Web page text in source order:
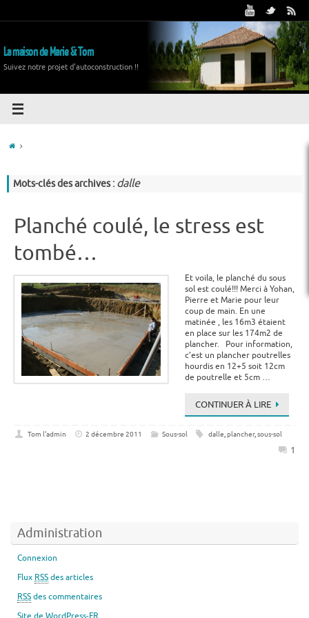
La maison de Marie & Tom
Suivez notre projet d'autoconstruction !!
Mots-clés des archives : dalle
Planché coulé, le stress est
tombé…
Et voila, le planché du sous
sol est coulé!!! Merci à Yohan,
Pierre et Marie pour leur
coup de main. En une
matinée , les 16m3 étaient
en place sur les 174m2 de
plancher. Pour information,
c’est un plancher poutrelles
hourdis en 12+5 soit 12cm
de poutrelle et 5cm …
CONTINUER À LIRE
Tom l'admin 2 décembre 2011 Sous-sol dalle,plancher,sous-sol
1
Administration
Connexion
Flux RSSdes articles
RSSdes commentaires